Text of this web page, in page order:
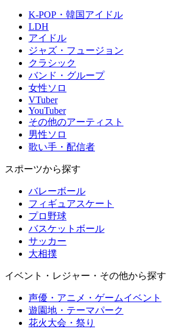
K-POP・韓国アイドル
LDH
アイドル
ジャズ・フュージョン
クラシック
バンド・グループ
女性ソロ
VTuber
YouTuber
その他のアーティスト
男性ソロ
歌い手・配信者
スポーツから探す
バレーボール
フィギュアスケート
プロ野球
バスケットボール
サッカー
大相撲
イベント・レジャー・その他から探す
声優・アニメ・ゲームイベント
遊園地・テーマパーク
花火大会・祭り